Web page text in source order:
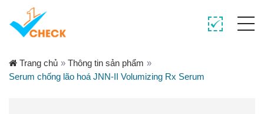
Trang chủ » Thông tin sản phẩm »
Serum chống lão hoá JNN-II Volumizing Rx Serum